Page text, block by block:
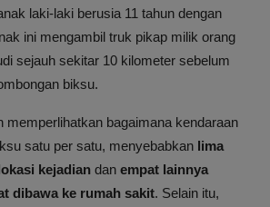
laki-laki berusia 11 tahun dengan
ini mengambil truk pikap milik orang
sejauh sekitar 10 kilometer sebelum
biksu.
memperlihatkan bagaimana kendaraan
satu per satu, menyebabkan lima
kejadian dan empat lainnya
dibawa ke rumah sakit. Selain itu,